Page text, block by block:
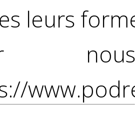
leurs